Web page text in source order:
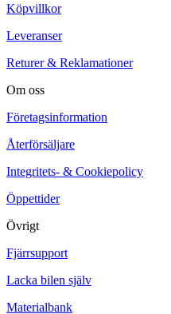
Köpvillkor
Leveranser
Returer & Reklamationer
Om oss
Företagsinformation
Återförsäljare
Integritets- & Cookiepolicy
Öppettider
Övrigt
Fjärrsupport
Lacka bilen själv
Materialbank